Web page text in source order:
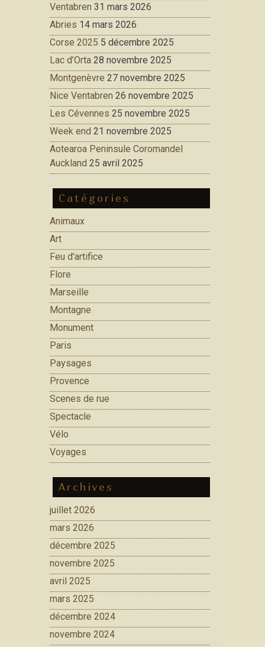
Ventabren 31 mars 2026
Abries 14 mars 2026
Corse 2025 5 décembre 2025
Lac d’Orta 28 novembre 2025
Montgenèvre 27 novembre 2025
Nice Ventabren 26 novembre 2025
Les Cévennes 25 novembre 2025
Week end 21 novembre 2025
Aotearoa Peninsule Coromandel
Auckland 25 avril 2025
Catégories
Animaux
Art
Feu d'artifice
Flore
Marseille
Montagne
Monument
Paris
Paysages
Provence
Scenes de rue
Spectacle
Vélo
Voyages
Archives
juillet 2026
mars 2026
décembre 2025
novembre 2025
avril 2025
mars 2025
décembre 2024
novembre 2024